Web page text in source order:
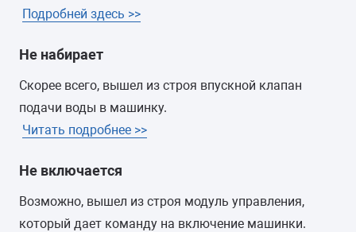
Подробней здесь >>
Не набирает
Скорее всего, вышел из строя впускной клапан
подачи воды в машинку.
Читать подробнее >>
Не включается
Возможно, вышел из строя модуль управления,
который дает команду на включение машинки.